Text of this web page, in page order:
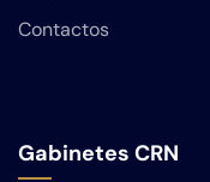
Contactos
Gabinetes CRN